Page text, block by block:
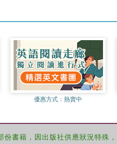
優惠方式： 熱賣中
書籍，因出版社供應狀況特殊，